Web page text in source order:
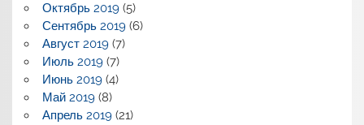
Октябрь 2019(5)
Сентябрь 2019(6)
Август 2019(7)
Июль 2019(7)
Июнь 2019(4)
Май 2019(8)
Апрель 2019(21)